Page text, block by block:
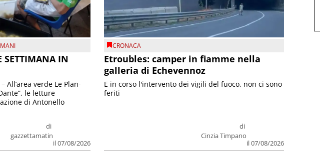
SETTIMANA IN
di
gazzettamatin
il 07/08/2026
All’area verde Le Plan-
le letture
di Antonello
CRONACA
Etroubles: camper in fiamme nella
galleria di Echevennoz
di
Cinzia Timpano
il 07/08/2026
E in corso l'intervento dei vigili del fuoco, non ci sono
feriti